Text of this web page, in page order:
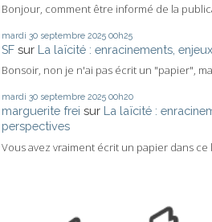
Bonjour, comment être informé de la
mardi 30 septembre 2025 00h25
SF sur La laïcité : enracinements,
Bonsoir, non je n'ai pas écrit un "papier",
mardi 30 septembre 2025 00h20
marguerite frei sur La laïcité :
perspectives
Vous avez vraiment écrit un papier dans ce